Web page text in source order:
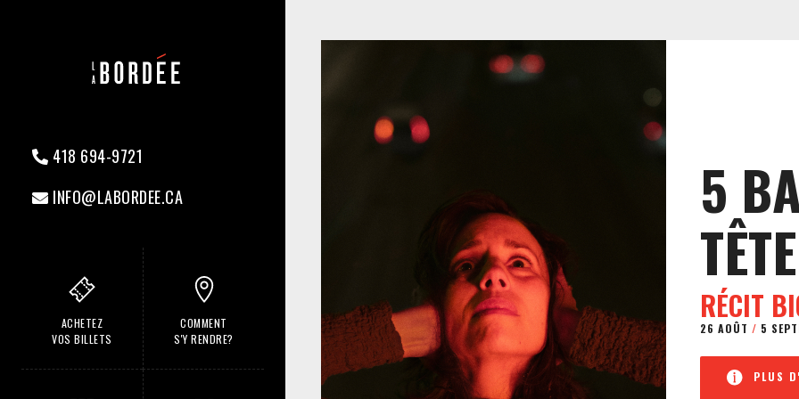
418 694-9721
INFO@LABORDEE.CA
ACHETEZ
VOS BILLETS
COMMENT
S'Y RENDRE?
5
TÊTE
RÉCIT
26 AOÛT / 5
PLUS